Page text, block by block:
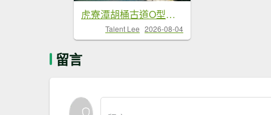
虎寮潭胡桶古道O型經虎寮潭山柑腳坑...
Talent Lee 2026-08-04
留言